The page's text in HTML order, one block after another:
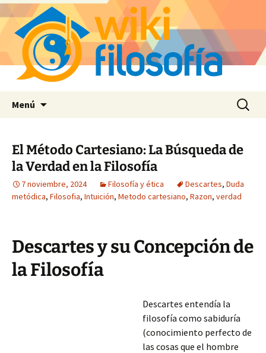
Menú Buscar:
El Método Cartesiano: La Búsqueda de
la Verdad en la Filosofía
7 noviembre, 2024 Filosofía y ética Descartes, Duda
metódica, Filosofia, Intuición, Metodo cartesiano, Razon, verdad
Descartes y su Concepción de
la Filosofía
Descartes entendía la
filosofía como sabiduría
(conocimiento perfecto de
las cosas que el hombre